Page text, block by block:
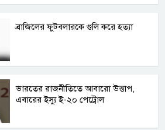
ব্রাজিলের ফুটবলারকে গুলি করে হত্যা
ভারতের রাজনীতিতে আবারো উত্তাপ,
এবারের ইস্যু ই-২০ পেট্রোল